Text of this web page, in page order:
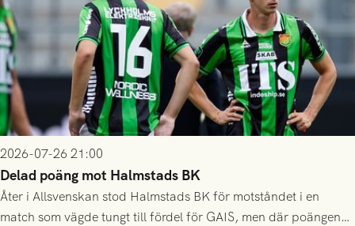
2026-07-26 21:00
Delad poäng mot Halmstads BK
Åter i Allsvenskan stod Halmstads BK för motståndet i en
match som vägde tungt till fördel för GAIS, men där poängen